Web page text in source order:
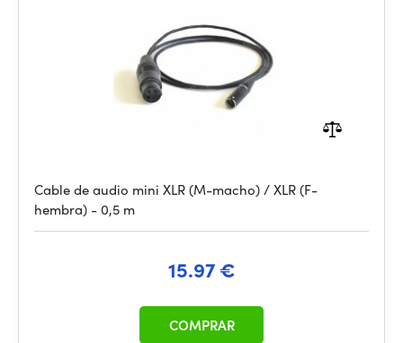
Cable de audio mini XLR (M-macho) / XLR (F-
hembra) - 0,5 m
15.97 €
COMPRAR